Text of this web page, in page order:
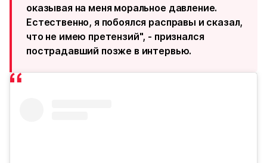
оказывая на меня моральное давление.
Естественно, я побоялся расправы и сказал,
что не имею претензий", - признался
пострадавший позже в интервью.